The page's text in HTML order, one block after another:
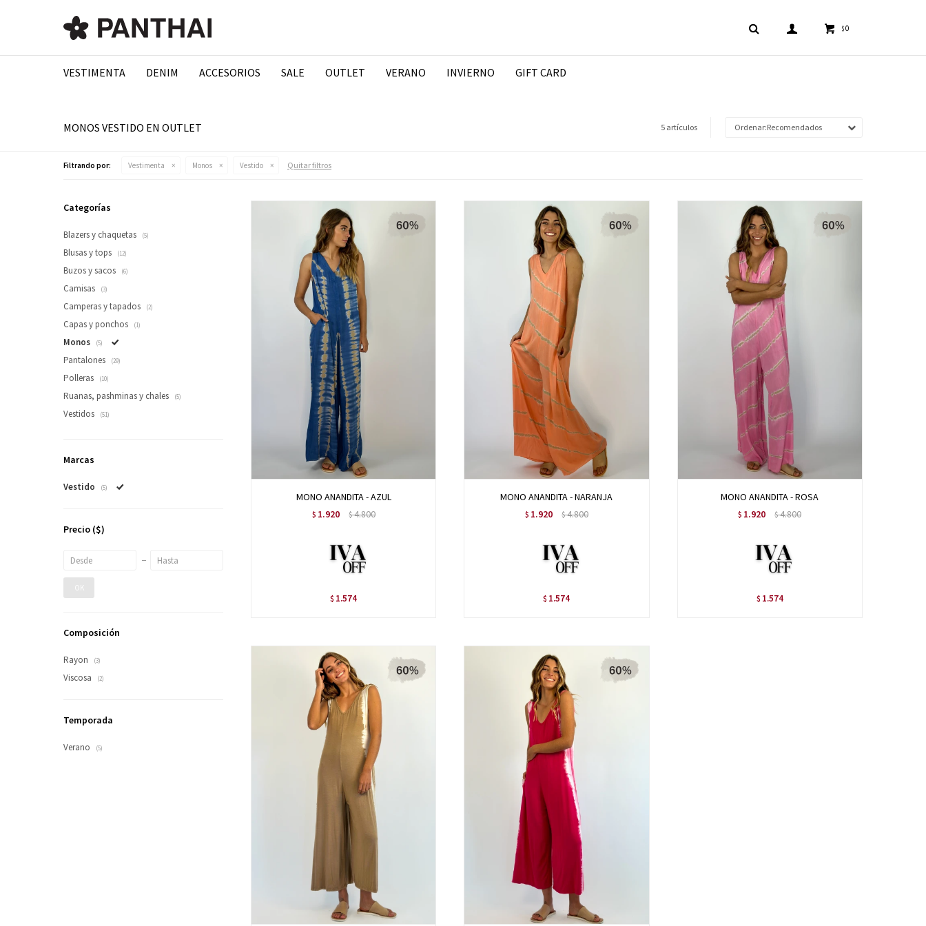
VESTIMENTA DENIM ACCESORIOS SALE OUTLET VERANO INVIERNO GIFT CARD
$0
MONOS VESTIDO EN OUTLET 5 artículos Recomendados
Filtrando por: Vestimenta Monos Vestido Quitar filtros
MONO ANANDITA - AZUL
$ 1.920 $4.800
$ 1.574
MONO ANANDITA - NARANJA
$ 1.920 $4.800
$ 1.574
MONO ANANDITA - ROSA
$ 1.920 $4.800
$ 1.574
Categorías
Blazers y chaquetas (5)
Blusas y tops (12)
Buzos y sacos (6)
Camisas (3)
Camperas y tapados (2)
Capas y ponchos (1)
Monos (5)
Pantalones (29)
Polleras (10)
Ruanas, pashminas y chales (5)
Vestidos (51)
Marcas
Vestido (5)
Precio ($)
OK
Composición
Rayon (3)
Viscosa (2)
Temporada
Verano (5)